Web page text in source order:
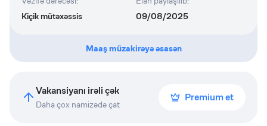
Kiçik mütəxəssis
09/08/2025
Maaş müzakirəyə əsasən
Vakansiyanı irəli çək
Daha çox namizədə çat
Premium et